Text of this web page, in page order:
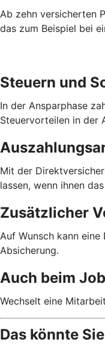
Ab zehn versicherten
das zum Beispiel bei
Steuern und
In der Ansparphase
Steuervorteilen in der
Mit der
lassen, wenn ihnen
Zusätzlicher
Auf Wunsch kann
Absicherung.
Auch beim
Wechselt eine
Das könnte